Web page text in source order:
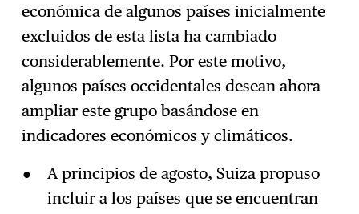
económica de algunos países inicialmente
excluidos de esta lista ha cambiado
considerablemente. Por este motivo,
algunos países occidentales desean ahora
ampliar este grupo basándose en
indicadores económicos y climáticos.
A principios de agosto, Suiza propuso
incluir a los países que se encuentran